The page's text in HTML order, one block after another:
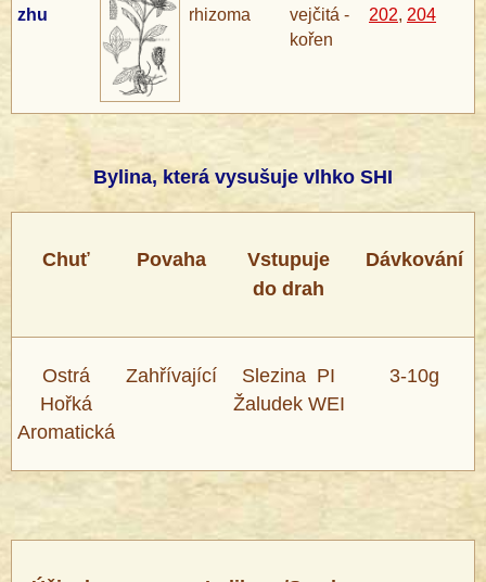
zhu
rhizoma
vejčitá -
kořen
202, 204
Bylina, která vysušuje vlhko SHI
Chuť Povaha
Vstupuje
do drah
Dávkování
Ostrá
Hořká
Aromatická
Zahřívající
Slezina PI
Žaludek WEI
3-10g